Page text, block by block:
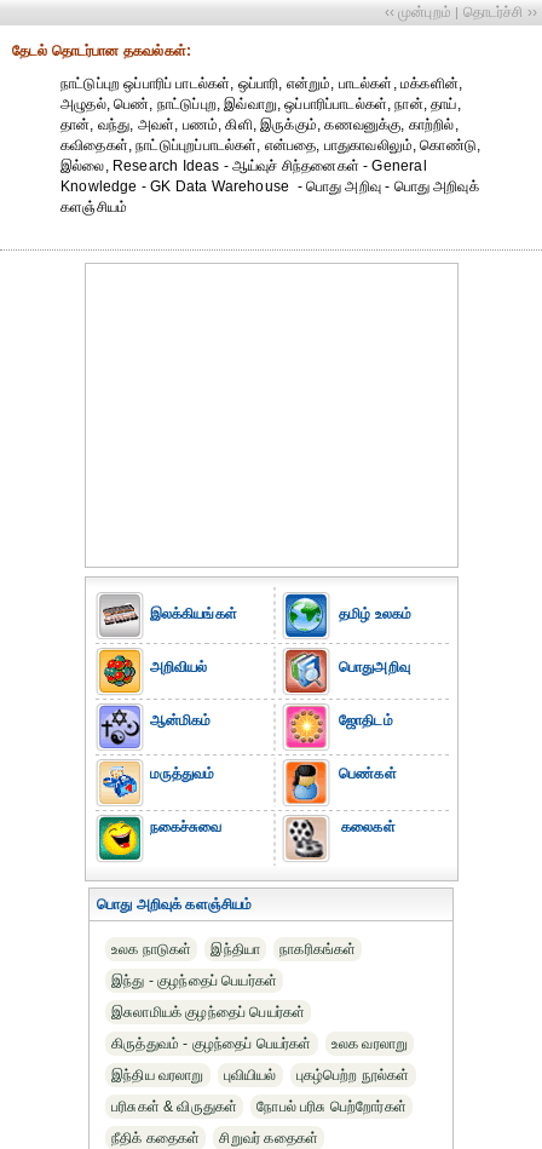
‹‹ முன்புறம் | தொடர்ச்சி ››
தேட‌ல் தொட‌ர்பான தகவ‌ல்க‌ள்:
நாட்டுப்புற ஒப்பாரிப் பாடல்கள், ஒப்பாரி, என்றும், பாடல்கள், மக்களின்,
அழுதல், பெண், நாட்டுப்புற, இவ்வாறு, ஒப்பாரிப்பாடல்கள், நான், தாய்,
தான், வந்து, அவள், பணம், கிளி, இருக்கும், கணவனுக்கு, காற்றில்,
கவிதைகள், நாட்டுப்புறப்பாடல்கள், என்பதை, பாதுகாவலிலும், கொண்டு,
இல்லை, Research Ideas - ஆய்வுச் சிந்தனைகள் - General
Knowledge - GK Data Warehouse - பொது அறிவு - பொது அறிவுக்
களஞ்சியம்
இலக்கியங்கள்
அறிவியல்
ஆன்மிகம்
மருத்துவம்
நகைச்சுவை
தமிழ் உலகம்
பொதுஅறிவு
ஜோதிடம்
பெண்கள்
கலைகள்
பொது அறிவுக் களஞ்சியம்
உலக நாடுகள் இந்தியா
நாகரிகங்கள்
இந்து - குழந்தைப் பெயர்கள்
இசுலாமியக் குழந்தைப் பெயர்கள்
கிருத்துவம் - குழந்தைப் பெயர்கள்
உலக வரலாறு
இந்திய வரலாறு
புவியியல்
புகழ்பெற்ற நூல்கள்
பரிசுகள் & விருதுகள்
நோபல் பரிசு‎ பெற்றோர்‎கள்
நீதிக் கதைகள்
சிறுவர் கதைகள்